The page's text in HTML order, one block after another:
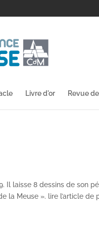
Livre d'or Revue
Il laisse 8 dessins de son
la Meuse ». lire l’article de